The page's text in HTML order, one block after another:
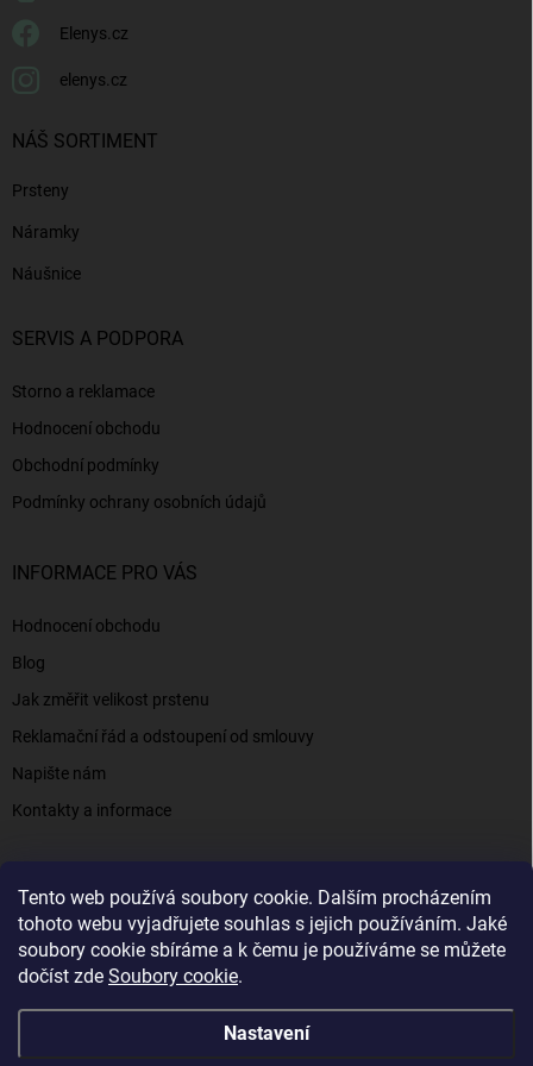
Tento web používá soubory cookie. Dalším procházením
tohoto webu vyjadřujete souhlas s jejich používáním. Jaké
soubory cookie sbíráme a k čemu je používáme se můžete
dočíst zde Soubory cookie.
Nastavení
Elenys.cz
elenys.cz
NÁŠ SORTIMENT
Prsteny
Náramky
Náušnice
SERVIS A PODPORA
Storno a reklamace
Hodnocení obchodu
Obchodní podmínky
Podmínky ochrany osobních údajů
INFORMACE PRO VÁS
Hodnocení obchodu
Blog
Jak změřit velikost prstenu
Reklamační řád a odstoupení od smlouvy
Napište nám
Kontakty a informace
Elenys.cz - šperky, kterým věříte už od roku 2016
Vytvořil Shoptet